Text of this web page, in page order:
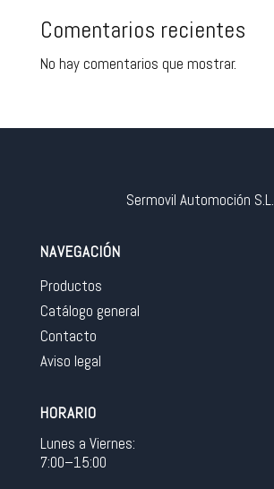
Comentarios recientes
No hay comentarios que mostrar.
Sermovil Automoción S.L.
NAVEGACIÓN
Productos
Catálogo general
Contacto
Aviso legal
HORARIO
Lunes a Viernes:
7:00–15:00